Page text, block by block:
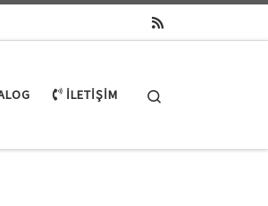
İLETIŞIM